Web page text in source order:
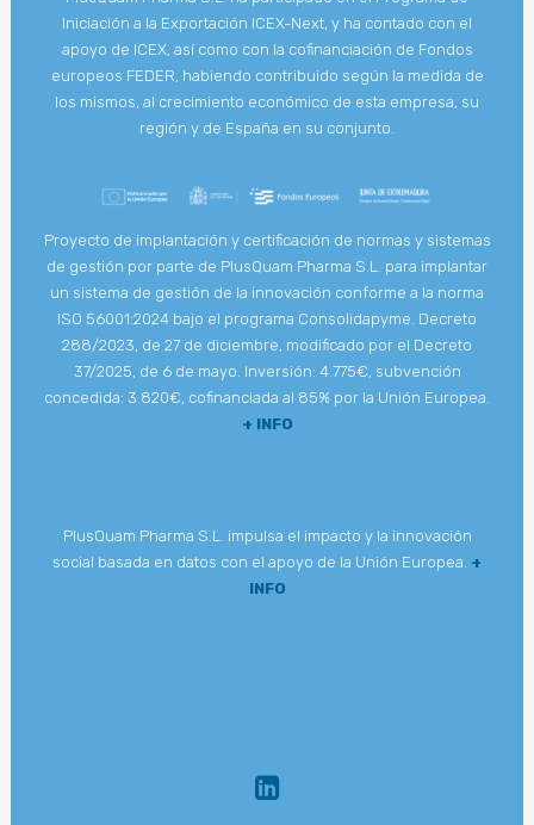
Iniciación a la Exportación ICEX-Next, y ha contado con el
apoyo de ICEX, así como con la cofinanciación de Fondos
europeos FEDER, habiendo contribuido según la medida de
los mismos, al crecimiento económico de esta empresa, su
región y de España en su conjunto.
Proyecto de implantación y certificación de normas y sistemas
de gestión por parte de PlusQuam Pharma S.L. para implantar
un sistema de gestión de la innovación conforme a la norma
ISO 56001:2024 bajo el programa Consolidapyme. Decreto
288/2023, de 27 de diciembre, modificado por el Decreto
37/2025, de 6 de mayo. Inversión: 4.775€, subvención
concedida: 3.820€, cofinanciada al 85% por la Unión Europea.
+ INFO
PlusQuam Pharma S.L. impulsa el impacto y la innovación
social basada en datos con el apoyo de la Unión Europea. +
INFO